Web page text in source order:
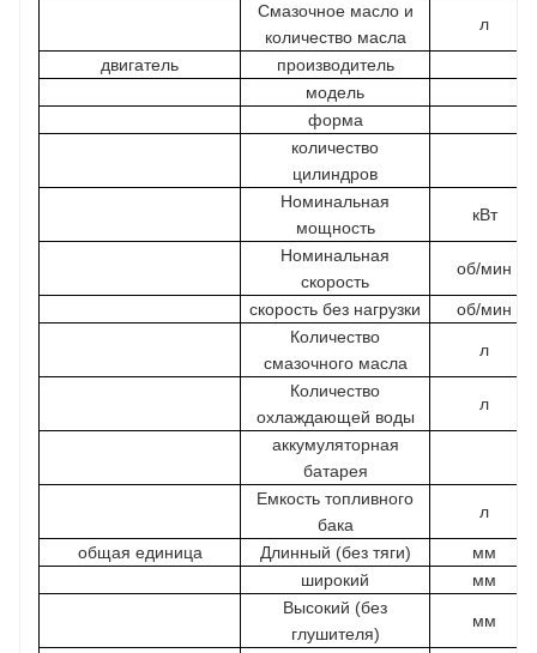
Смазочное масло и
количество масла
л
двигатель
производитель
модель
форма
количество
цилиндров
Номинальная
мощность
кВт
Номинальная
скорость
об/мин
скорость без нагрузки
об/мин
Количество
смазочного масла
л
Количество
охлаждающей воды
л
аккумуляторная
батарея
Емкость топливного
бака
л
общая единица Длинный (без тяги)
мм
широкий
мм
Высокий (без
глушителя)
мм